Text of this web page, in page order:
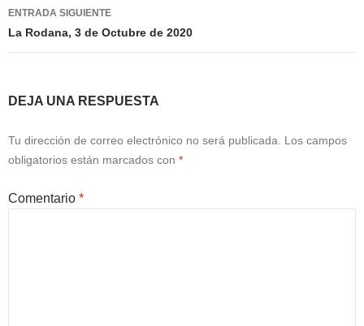
ENTRADA SIGUIENTE
La Rodana, 3 de Octubre de 2020
DEJA UNA RESPUESTA
Tu dirección de correo electrónico no será publicada.
Los campos
obligatorios están marcados con *
Comentario *